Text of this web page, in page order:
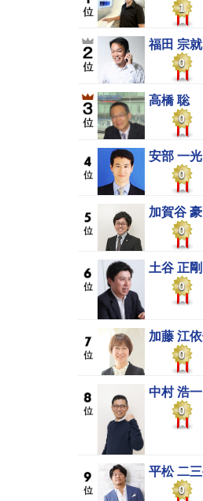
1
福田 宗就
0
高橋 聡
0
安部 一光
0
加賀谷 豪
0
土谷 正剛
0
加藤 江
0
中村 浩一
0
平松 二
0